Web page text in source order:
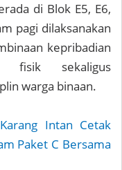
di Blok E5, E6,
pagi dilaksanakan
kepribadian
fisik sekaligus
warga binaan.
Intan Cetak
Paket C Bersama